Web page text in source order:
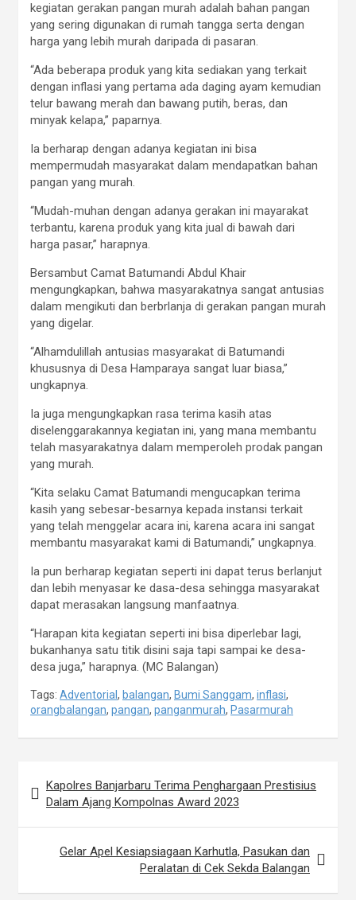
kegiatan gerakan pangan murah adalah bahan pangan
yang sering digunakan di rumah tangga serta dengan
harga yang lebih murah daripada di pasaran.
“Ada beberapa produk yang kita sediakan yang terkait
dengan inflasi yang pertama ada daging ayam kemudian
telur bawang merah dan bawang putih, beras, dan
minyak kelapa,” paparnya.
Ia berharap dengan adanya kegiatan ini bisa
mempermudah masyarakat dalam mendapatkan bahan
pangan yang murah.
“Mudah-muhan dengan adanya gerakan ini mayarakat
terbantu, karena produk yang kita jual di bawah dari
harga pasar,” harapnya.
Bersambut Camat Batumandi Abdul Khair
mengungkapkan, bahwa masyarakatnya sangat antusias
dalam mengikuti dan berbrlanja di gerakan pangan murah
yang digelar.
“Alhamdulillah antusias masyarakat di Batumandi
khususnya di Desa Hamparaya sangat luar biasa,”
ungkapnya.
Ia juga mengungkapkan rasa terima kasih atas
diselenggarakannya kegiatan ini, yang mana membantu
telah masyarakatnya dalam memperoleh prodak pangan
yang murah.
“Kita selaku Camat Batumandi mengucapkan terima
kasih yang sebesar-besarnya kepada instansi terkait
yang telah menggelar acara ini, karena acara ini sangat
membantu masyarakat kami di Batumandi,” ungkapnya.
Ia pun berharap kegiatan seperti ini dapat terus berlanjut
dan lebih menyasar ke dasa-desa sehingga masyarakat
dapat merasakan langsung manfaatnya.
“Harapan kita kegiatan seperti ini bisa diperlebar lagi,
bukanhanya satu titik disini saja tapi sampai ke desa-
desa juga,” harapnya. (MC Balangan)
Tags: Adventorial , balangan, Bumi Sanggam, inflasi,
orangbalangan, pangan, panganmurah, Pasarmurah
pos
Kapolres Banjarbaru Terima Penghargaan Prestisius
Dalam Ajang Kompolnas Award 2023
Gelar Apel Kesiapsiagaan Karhutla, Pasukan dan
Peralatan di Cek Sekda Balangan